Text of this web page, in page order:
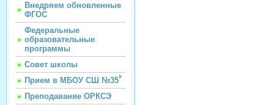
Внедряем обновленные
ФГОС
Федеральные
образовательные
программы
Совет школы
Прием в МБОУ СШ №35
Преподавание ОРКСЭ